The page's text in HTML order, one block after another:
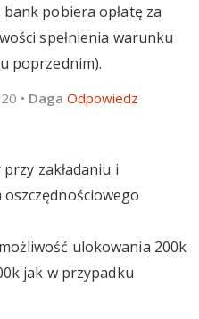
pobiera opłatę za
spełnienia warunku
poprzednim).
• Daga Odpowiedz
zakładaniu i
ulokowania 200k
jak w przypadku